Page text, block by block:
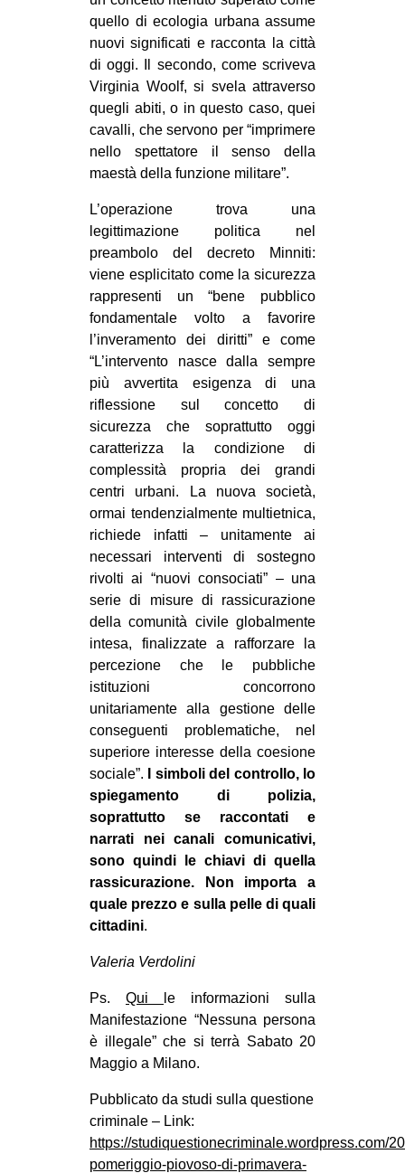
quello di ecologia urbana assume
nuovi significati e racconta la città
di oggi. Il secondo, come scriveva
Virginia Woolf, si svela attraverso
quegli abiti, o in questo caso, quei
cavalli, che servono per “imprimere
nello spettatore il senso della
maestà della funzione militare”.
L’operazione trova una
legittimazione politica nel
preambolo del decreto Minniti:
viene esplicitato come la sicurezza
rappresenti un “bene pubblico
fondamentale volto a favorire
l’inveramento dei diritti” e come
“L’intervento nasce dalla sempre
più avvertita esigenza di una
riflessione sul concetto di
sicurezza che soprattutto oggi
caratterizza la condizione di
complessità propria dei grandi
centri urbani. La nuova società,
ormai tendenzialmente multietnica,
richiede infatti – unitamente ai
necessari interventi di sostegno
rivolti ai “nuovi consociati” – una
serie di misure di rassicurazione
della comunità civile globalmente
intesa, finalizzate a rafforzare la
percezione che le pubbliche
istituzioni concorrono
unitariamente alla gestione delle
conseguenti problematiche, nel
superiore interesse della coesione
sociale”.
I simboli del controllo, lo
spiegamento di polizia,
soprattutto se raccontati e
narrati nei canali comunicativi,
sono quindi le chiavi di quella
rassicurazione. Non importa a
quale prezzo e sulla pelle di quali
cittadini.
Valeria Verdolini
Ps. Qui
le informazioni sulla
Manifestazione “Nessuna persona
è illegale” che si terrà Sabato 20
Maggio a Milano.
Pubblicato da studi sulla questione
criminale – Link:
https://studiquestionecriminale.wordpress.com/
pomeriggio-piovoso-di-primavera-